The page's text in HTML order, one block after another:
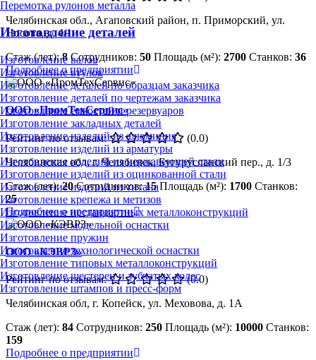
Перемотка рулонов металла
Изготовление деталей
Изготовление валов
Изготовление втулок
Изготовление деталей по образцам заказчика
Изготовление деталей по чертежам заказчика
Изготовление ёмкостей и резервуаров
Изготовление закладных деталей
Изготовление изделий из алюминия
Изготовление изделий из арматуры
Изготовление изделий из нержавеющей стали
Изготовление изделий из оцинкованной стали
Изготовление изделий из титана
Изготовление крепежа и метизов
Изготовление нестандартных металлоконструкций
Изготовление модельной оснастки
Изготовление пружин
Изготовление технологической оснастки
Изготовление типовых металлоконструкций
Изготовление шестерен и зубчатых колес
Изготовление штампов и пресс-форм
Челябинская обл., Агаповский район, п. Приморский, ул.
Носова, д. 4/1
Стаж (лет):8 Сотрудников: 50 Площадь (м²): 2700 Станков: 36
Подробнее о предприятии
ООО «ПромТехСервис»
Рейтинг по отзывам:
(0.0)
Челябинская обл, г. Челябинск, Бугурусланский пер., д. 1/3
Стаж (лет):20 Сотрудников:15 Площадь (м²): 1700 Станков:
25
Подробнее о предприятии
ООО «КЭВРЗ»
Рейтинг по отзывам:
(0.0)
Челябинская обл, г. Копейск, ул. Меховова, д. 1А
Стаж (лет): 84 Сотрудников: 250 Площадь (м²): 10000 Станков:
159
Подробнее о предприятии